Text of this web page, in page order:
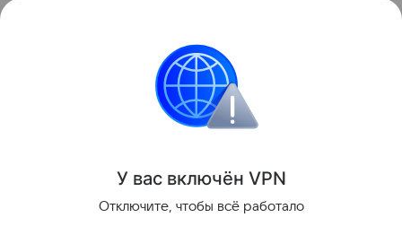
высадки на Марс рядом с источником воды.
Поделиться
У вас включён VPN
Отключите, чтобы всё работало